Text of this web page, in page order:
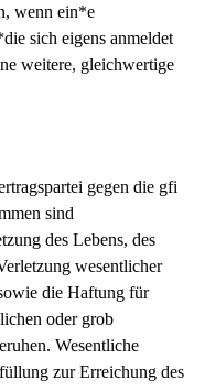
wenn ein*e
sich eigens anmeldet
weitere, gleichwertige
gegen die gfi
sind
des Lebens, des
wesentlicher
die Haftung für
oder grob
Wesentliche
zur Erreichung des